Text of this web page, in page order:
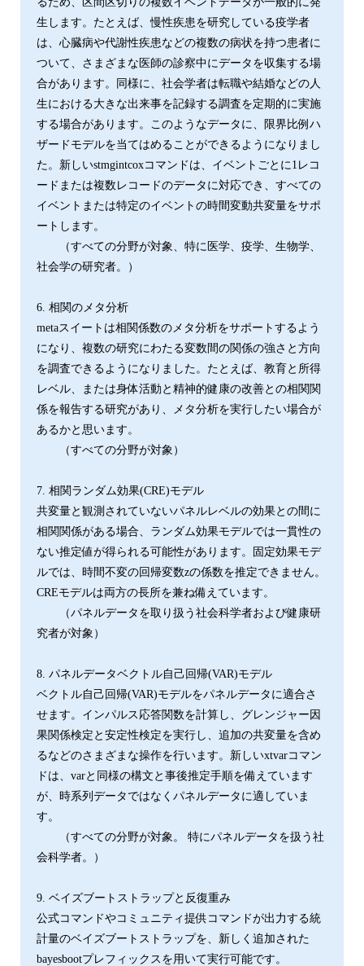
生します。たとえば、慢性疾患を研究している疫学者
は、心臓病や代謝性疾患などの複数の病状を持つ患者に
ついて、さまざまな医師の診察中にデータを収集する場
合があります。同様に、社会学者は転職や結婚などの人
生における大きな出来事を記録する調査を定期的に実施
する場合があります。このようなデータに、限界比例ハ
ザードモデルを当てはめることができるようになりまし
た。新しいstmgintcoxコマンドは、イベントごとに1レコ
ードまたは複数レコードのデータに対応でき、すべての
イベントまたは特定のイベントの時間変動共変量をサポ
ートします。
（すべての分野が対象、特に医学、疫学、生物学、
社会学の研究者。）
6. 相関のメタ分析
metaスイートは相関係数のメタ分析をサポートするよう
になり、複数の研究にわたる変数間の関係の強さと方向
を調査できるようになりました。たとえば、教育と所得
レベル、または身体活動と精神的健康の改善との相関関
係を報告する研究があり、メタ分析を実行したい場合が
あるかと思います。
（すべての分野が対象）
7. 相関ランダム効果(CRE)モデル
共変量と観測されていないパネルレベルの効果との間に
相関関係がある場合、ランダム効果モデルでは一貫性の
ない推定値が得られる可能性があります。固定効果モデ
ルでは、時間不変の回帰変数zの係数を推定できません。
CREモデルは両方の長所を兼ね備えています。
（パネルデータを取り扱う社会科学者および健康研
究者が対象）
8. パネルデータベクトル自己回帰(VAR)モデル
ベクトル自己回帰(VAR)モデルをパネルデータに適合さ
せます。インパルス応答関数を計算し、グレンジャー因
果関係検定と安定性検定を実行し、追加の共変量を含め
るなどのさまざまな操作を行います。新しいxtvarコマン
ドは、varと同様の構文と事後推定手順を備えています
が、時系列データではなくパネルデータに適していま
す。
（すべての分野が対象。 特にパネルデータを扱う社
会科学者。）
9. ベイズブートストラップと反復重み
公式コマンドやコミュニティ提供コマンドが出力する統
計量のベイズブートストラップを、新しく追加された
bayesbootプレフィックスを用いて実行可能です。